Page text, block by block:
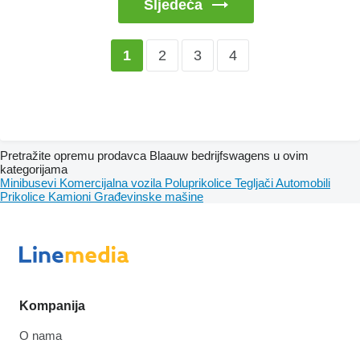
Sljedeća
1 2 3 4
Pretražite opremu prodavca Blaauw bedrijfswagens u ovim
kategorijama
Minibusevi Komercijalna vozila Poluprikolice TegljačiAutomobili
Prikolice Kamioni Građevinske mašine
Kompanija
O nama